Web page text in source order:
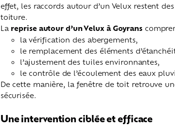
effet, les raccords autour d’un Velux restent
toiture.
La reprise autour d’un Velux à Goyrans
la vérification des abergements,
le remplacement des éléments
l’ajustement des tuiles environnantes,
le contrôle de l’écoulement des eaux
De cette manière, la fenêtre de toit retrouve
sécurisée.
Une intervention ciblée et efficace